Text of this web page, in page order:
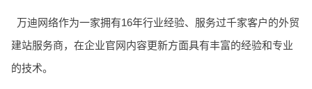
万迪网络作为一家拥有16年行业经验、服务过千家客户的外贸
建站服务商，在企业官网内容更新方面具有丰富的经验和专业
的技术。